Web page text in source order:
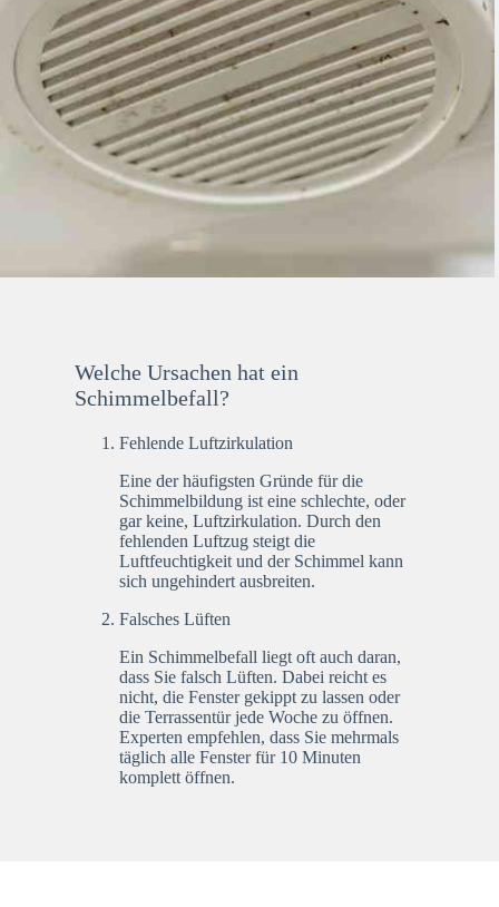
Welche Ursachen hat ein
Schimmelbefall?
Fehlende Luftzirkulation
Eine der häufigsten Gründe für die
Schimmelbildung ist eine schlechte, oder
gar keine, Luftzirkulation. Durch den
fehlenden Luftzug steigt die
Luftfeuchtigkeit und der Schimmel kann
sich ungehindert ausbreiten.
Falsches Lüften
Ein Schimmelbefall liegt oft auch daran,
dass Sie falsch Lüften. Dabei reicht es
nicht, die Fenster gekippt zu lassen oder
die Terrassentür jede Woche zu öffnen.
Experten empfehlen, dass Sie mehrmals
täglich alle Fenster für 10 Minuten
komplett öffnen.